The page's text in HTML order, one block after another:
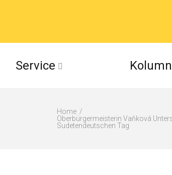
Service
Home
Oberbürgermeisterin Vaňková
Sudetendeutschen Tag